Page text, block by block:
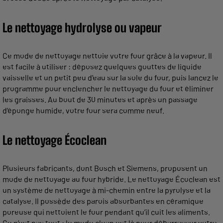
Le nettoyage hydrolyse ou vapeur
Ce mode de nettoyage nettoie votre four grâce à la vapeur. Il
est facile à utiliser : déposez quelques gouttes de liquide
vaisselle et un petit peu d’eau sur la sole du four, puis lancez le
programme pour enclencher le nettoyage du four et éliminer
les graisses. Au bout de 30 minutes et après un passage
d’éponge humide, votre four sera comme neuf.
Le nettoyage Écoclean
Plusieurs fabricants, dont Bosch et Siemens, proposent un
mode de nettoyage au four hybride. Le nettoyage Écoclean est
un système de nettoyage à mi-chemin entre la pyrolyse et la
catalyse. Il possède des parois absorbantes en céramique
poreuse qui nettoient le four pendant qu’il cuit les aliments.